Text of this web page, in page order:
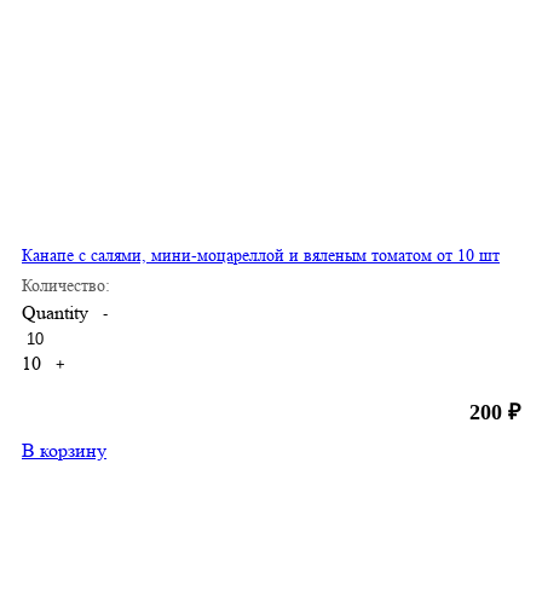
Канапе с салями, мини-моцареллой и вяленым томатом от 10 шт
Количество:
Quantity -
10 +
200 ₽
В корзину